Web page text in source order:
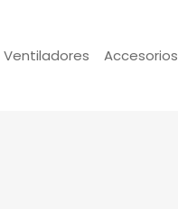
Ventiladores Accesorios